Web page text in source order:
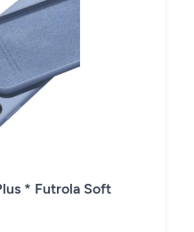
* Futrola Soft